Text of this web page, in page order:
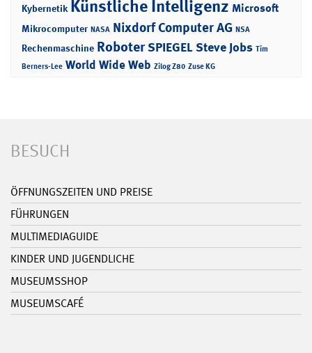
Kybernetik Künstliche Intelligenz Microsoft
Mikrocomputer NASA Nixdorf Computer AG NSA
Rechenmaschine RoboterSPIEGELSteve Jobs Tim
Berners-Lee World Wide Web Zilog Z80 Zuse KG
BESUCH
ÖFFNUNGSZEITEN UND PREISE
FÜHRUNGEN
MULTIMEDIAGUIDE
KINDER UND JUGENDLICHE
MUSEUMSSHOP
MUSEUMSCAFÉ